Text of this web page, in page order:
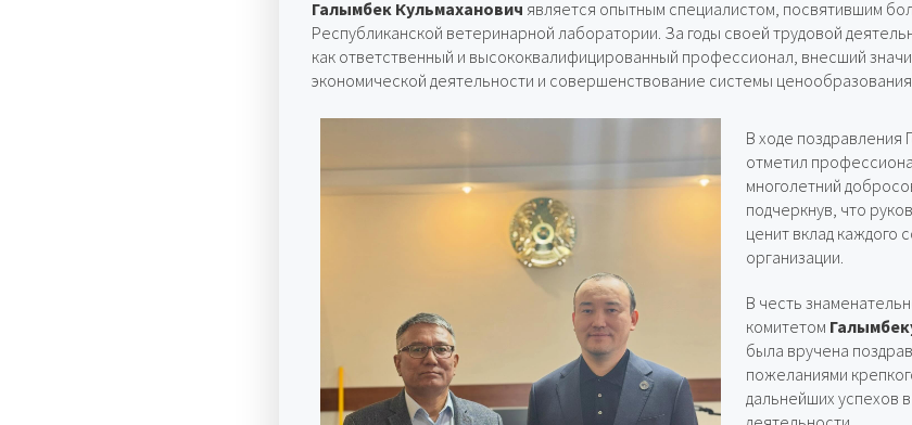
Галымбек Кульмаханович является опытным специалистом, посвятившим
Республиканской ветеринарной лаборатории. За годы своей трудовой
как ответственный и высококвалифицированный профессионал, внесший
экономической деятельности и совершенствование системы
В ходе поздравления
отметил
многолетний
подчеркнув, что
ценит вклад каждого
организации.
В честь
комитетом
была вручена
пожеланиями
дальнейших успехов